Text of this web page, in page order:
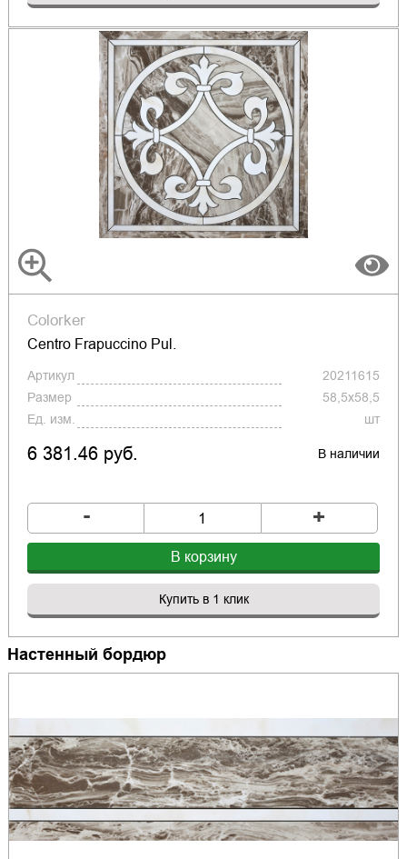
Colorker
Centro Frapuccino Pul.
Артикул
20211615
Размер
58,5x58,5
Ед. изм.
шт
6 381.46 руб. В наличии
- +
В корзину
Купить в 1 клик
Настенный бордюр